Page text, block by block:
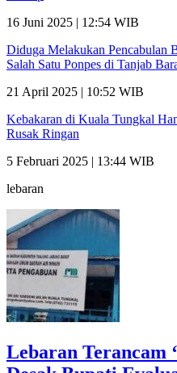
16 Juni 2025 | 12:54 WIB
Diduga Melakukan Pencabulan
Salah Satu Ponpes di Tanjab
21 April 2025 | 10:52 WIB
Kebakaran di Kuala Tungkal
Rusak Ringan
5 Februari 2025 | 13:44 WIB
lebaran
Lebaran Terancam